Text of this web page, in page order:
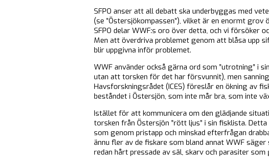
SFPO anser att all debatt ska underbyggas med
(se ”Östersjökompassen”), vilket är en enormt
SFPO delar WWF:s oro över detta, och vi försöker
Men att överdriva problemet genom att blåsa upp
blir uppgivna inför problemet.
WWF använder också gärna ord som ”utrotning” i
utan att torsken för det har försvunnit), men
Havsforskningsrådet (ICES) föreslår en ökning av
beståndet i Östersjön, som inte mår bra, som inte
Istället för att kommunicera om den glädjande
torsken från Östersjön ”rött ljus” i sin fisklista.
som genom pristapp och minskad efterfrågan
ännu fler av de fiskare som bland annat WWF
redan hårt pressade av säl, skarv och parasiter